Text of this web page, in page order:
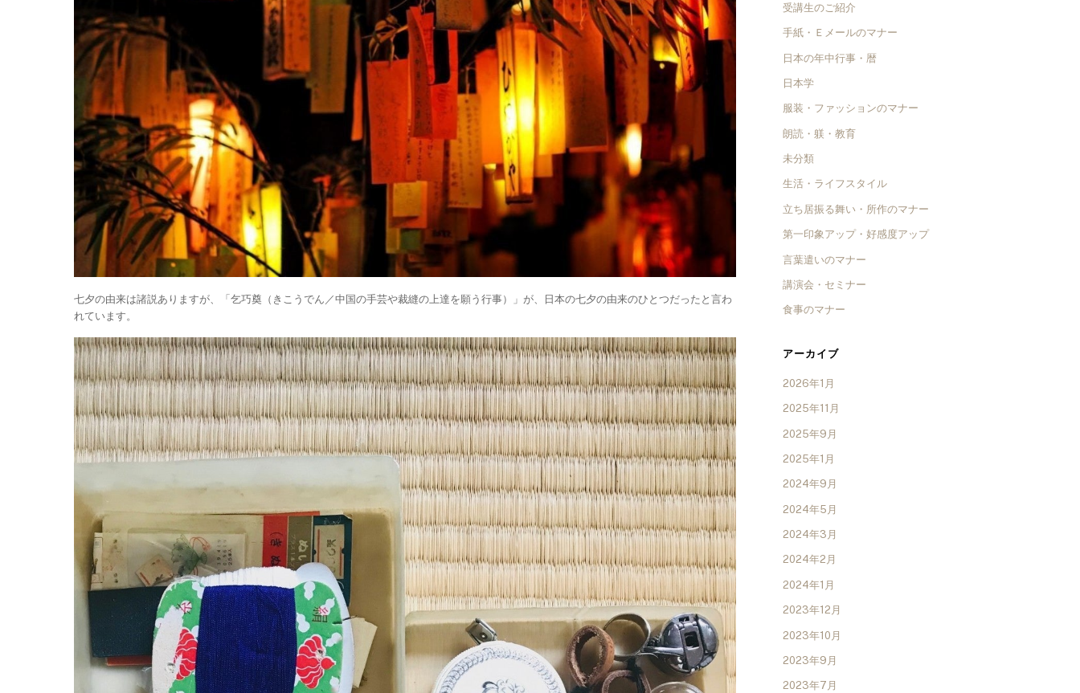
七夕の由来は諸説ありますが、「乞巧奠（きこうでん／中国の手芸や裁縫の上達を願う行事）」が、日本の七夕の由来のひとつだったと言わ
れています。
受講生のご紹介
手紙・Ｅメールのマナー
日本の年中行事・暦
日本学
服装・ファッションのマナー
朗読・躾・教育
未分類
生活・ライフスタイル
立ち居振る舞い・所作のマナー
第一印象アップ・好感度アップ
言葉遣いのマナー
講演会・セミナー
食事のマナー
アーカイブ
2026年1月
2025年11月
2025年9月
2025年1月
2024年9月
2024年5月
2024年3月
2024年2月
2024年1月
2023年12月
2023年10月
2023年9月
2023年7月